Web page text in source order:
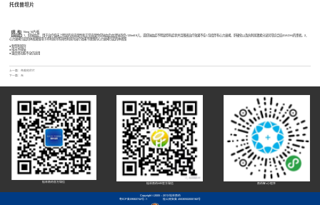
托伐普坦片
【规 格】15mg 10片/板
【适应症】1、低钠血症，用于治疗临床上明显的高容量性和正常容量性低钠血症[血清钠浓度<125mE9儿，或低钠血症不明显但有症状并且限液治疗效果不佳1,包括伴有心力衰竭、肝硬化以及抗利尿激素分泌异常综合征(SIADH)的患者。2、
心力衰竭引起的体液潴留用于袢利尿剂等其他利尿剂治疗效果不理想的心力衰竭引起的体液留
● 新型利尿剂
● 排水不排钠
● 重度肾功能不全仍适用
上一篇：
布美他尼片
下一篇：无
桂林南药官方微信
桂林南药HR官方微信 南药智+小程序
Copyright ©2005 - 2013 桂林南药
粤ICP备09063742号-1
桂公网安备 45030502000182号